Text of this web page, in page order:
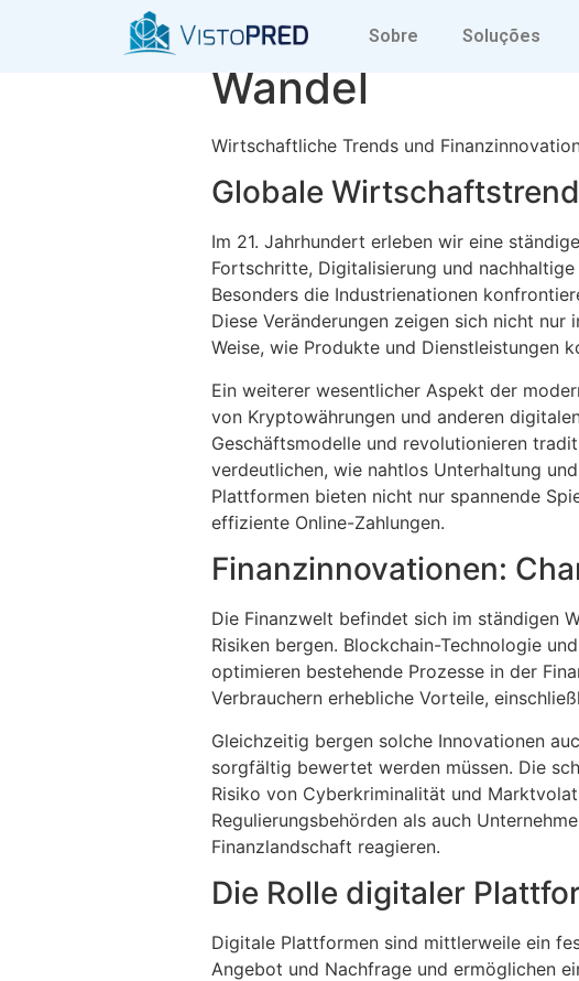
Sobre Soluções
Wirtschaftliche
Wandel
Wirtschaftliche Trends und
Globale
Im 21. Jahrhundert erleben wir eine
Fortschritte, Digitalisierung und
Besonders die Industrienationen
Diese Veränderungen zeigen sich nicht
Weise, wie Produkte und Dienstleistungen
Ein weiterer wesentlicher Aspekt der
von Kryptowährungen und anderen
Geschäftsmodelle und revolutionieren
verdeutlichen, wie nahtlos Unterhaltung
Plattformen bieten nicht nur spannende
effiziente Online-Zahlungen.
Finanzinnovationen:
Die Finanzwelt befindet sich im ständigen
Risiken bergen. Blockchain-Technologie
optimieren bestehende Prozesse in der
Verbrauchern erhebliche Vorteile,
Gleichzeitig bergen solche Innovationen
sorgfältig bewertet werden müssen. Die
Risiko von Cyberkriminalität und
Regulierungsbehörden als auch
Finanzlandschaft reagieren.
Die Rolle digitaler
Digitale Plattformen sind mittlerweile ein
Angebot und Nachfrage und ermöglichen